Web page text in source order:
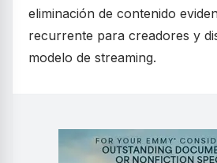
eliminación de contenido
recurrente para creadores y
modelo de streaming.